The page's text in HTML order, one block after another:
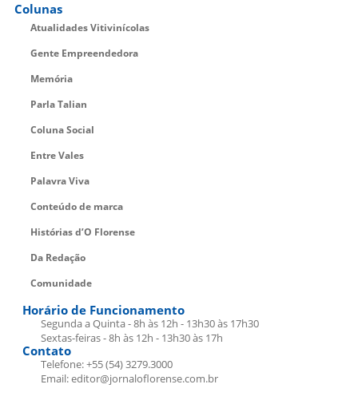
Colunas
Atualidades Vitivinícolas
Gente Empreendedora
Memória
Parla Talian
Coluna Social
Entre Vales
Palavra Viva
Conteúdo de marca
Histórias d’O Florense
Da Redação
Comunidade
Horário de Funcionamento
Segunda a Quinta - 8h às 12h - 13h30 às 17h30
Sextas-feiras - 8h às 12h - 13h30 às 17h
Contato
Telefone: +55 (54) 3279.3000
Email: editor@jornaloflorense.com.br